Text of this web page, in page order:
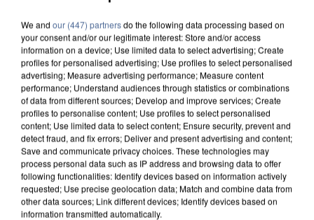
We and our (447) partnersdo the following data processing based on
your consent and/or our legitimate interest: Store and/or access
information on a device; Use limited data to select advertising; Create
profiles for personalised advertising; Use profiles to select personalised
advertising; Measure advertising performance; Measure content
performance; Understand audiences through statistics or combinations
of data from different sources; Develop and improve services; Create
profiles to personalise content; Use profiles to select personalised
content; Use limited data to select content; Ensure security, prevent and
detect fraud, and fix errors; Deliver and present advertising and content;
Save and communicate privacy choices. These technologies may
process personal data such as IP address and browsing data to offer
following functionalities: Identify devices based on information actively
requested; Use precise geolocation data; Match and combine data from
other data sources; Link different devices; Identify devices based on
information transmitted automatically.